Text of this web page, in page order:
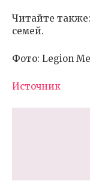
Читайте
семей.
Фото: Legion
Источник